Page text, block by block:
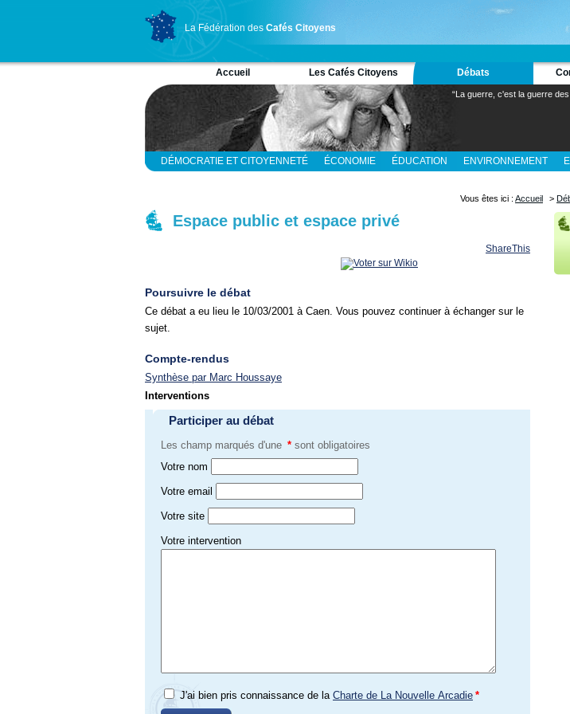
La Fédération des Cafés Citoyens
Accueil Les Cafés Citoyens Débats
“La guerre, c'est la guerre
DÉMOCRATIE ET CITOYENNETÉ ÉCONOMIE ÉDUCATION ENVIRONNEMENT
Vous êtes ici : Accueil >
Espace public et espace privé
ShareThis
Poursuivre le débat
Ce débat a eu lieu le 10/03/2001 à Caen. Vous pouvez continuer à échanger sur le
sujet.
Compte-rendus
Synthèse par Marc Houssaye
Interventions
Participer au débat
Les champ marqués d'une * sont obligatoires
Votre nom
Votre email
Votre site
Votre intervention
J'ai bien pris connaissance de la Charte de La Nouvelle Arcadie *